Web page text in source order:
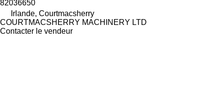
82036650
Irlande, Courtmacsherry
COURTMACSHERRY MACHINERY LTD
Contacter le vendeur